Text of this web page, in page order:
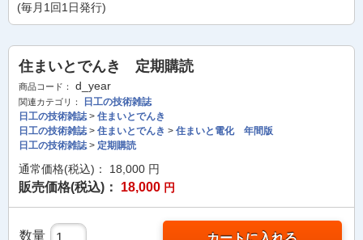
(毎月1回1日発行)
住まいとでんき 定期購読
商品コード： d_year
関連カテゴリ：
日工の技術雑誌
日工の技術雑誌> 住まいとでんき
日工の技術雑誌> 住まいとでんき > 住まいと電化 年間版
日工の技術雑誌> 定期購読
通常価格(税込)： 18,000 円
販売価格(税込)： 18,000 円
数量